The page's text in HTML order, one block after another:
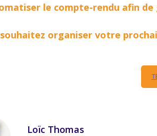
le compte-rendu afin
organiser votre
Loïc Thomas